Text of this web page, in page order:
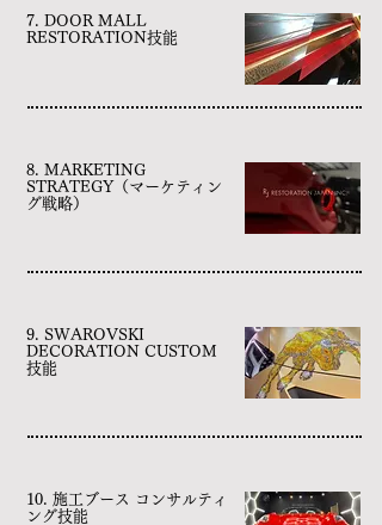
7. DOOR MALL
RESTORATION技能
8. MARKETING
STRATEGY（マーケティン
グ戦略）
9. SWAROVSKI
DECORATION CUSTOM
技能
10. 施工ブース コンサルティ
ング技能